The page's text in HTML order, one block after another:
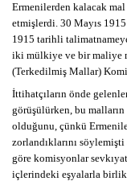
Ermenilerden kalacak
etmişlerdi. 30 Mayıs
1915 tarihli
iki mülkiye ve bir maliye
(Terkedilmiş Mallar)
İttihatçıların önde
görüşülürken, bu
olduğunu, çünkü
zorlandıklarını
göre komisyonlar
içlerindeki eşyalarla